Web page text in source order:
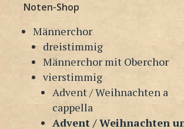
Inhalt
springen
Noten-Shop
Männerchor
dreistimmig
Männerchor mit Oberchor
vierstimmig
Advent / Weihnachten a
cappella
Advent / Weihnachten